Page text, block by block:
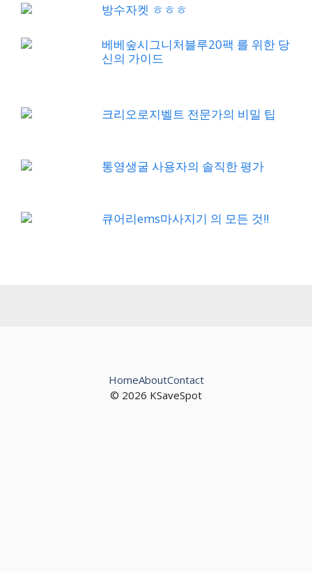
방수자켓 ㅎㅎㅎ
베베숲시그니처블루20팩 를 위한 당
신의 가이드
크리오로지벨트 전문가의 비밀 팁
통영생굴 사용자의 솔직한 평가
큐어리ems마사지기 의 모든 것!!
© 2026 KSaveSpot
HomeAboutContact